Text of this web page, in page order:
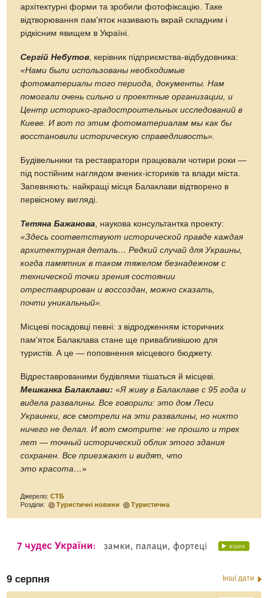
архітектурні форми та зробили фотофіксацію. Таке
відтворювання пам'яток називають вкрай складним і
рідкісним явищем в Україні.
Сергій Небутов , керівник підприємства-відбудовника:
«Нами были использованы необходимые
фотоматериалы того периода, документы. Нам
помогали очень сильно и проектные организации, и
Центр историко-градостроительных исследований в
Киеве. И вот по этим фотоматериалам мы как бы
восстановили историческую справедливость».
Будівельники та реставратори працювали чотири роки —
під постійним наглядом вчених-істориків та влади міста.
Запевняють: найкращі місця Балаклави відтворено в
первісному вигляді.
Тетяна Бажанова , наукова консультантка проекту:
«Здесь соответствуют исторической правде каждая
архитектурная деталь… Редкий случай для Украины,
когда памятник в таком тяжелом безнадежном с
технической точки зрения состоянии
отреставрирован и воссоздан, можно сказать,
почти уникальный».
Місцеві посадовці певні: з відродженням історичних
пам'яток Балаклава стане ще привабливішою для
туристів. А це — поповнення місцевого бюджету.
Відреставрованими будівлями тішаться й місцеві.
Мешканка Балаклави: «Я живу в Балаклаве с 95 года и
видела развалины. Все говорили: это дом Леси
Украинки, все смотрели на эти развалины, но никто
ничего не делал. И вот смотрите: не прошло и трех
лет — точный исторический облик этого здания
сохранен. Все приезжают и видят, что
это красота…»
Джерело:СТБ
Розділи:
Туристичні новини Туристична
9 серпня Інші дати